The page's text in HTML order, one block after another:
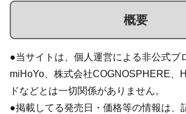
概要
●当サイトは、個人運営による非公式ブ
miHoYo、株式会社COGNOSPHERE、
ドなどとは一切関係がありません。
●掲載してる発売日・価格等の情報は、